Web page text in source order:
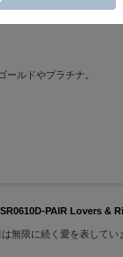
ルドやプラチナ。
PAIR Lovers &
限に続く愛を表して